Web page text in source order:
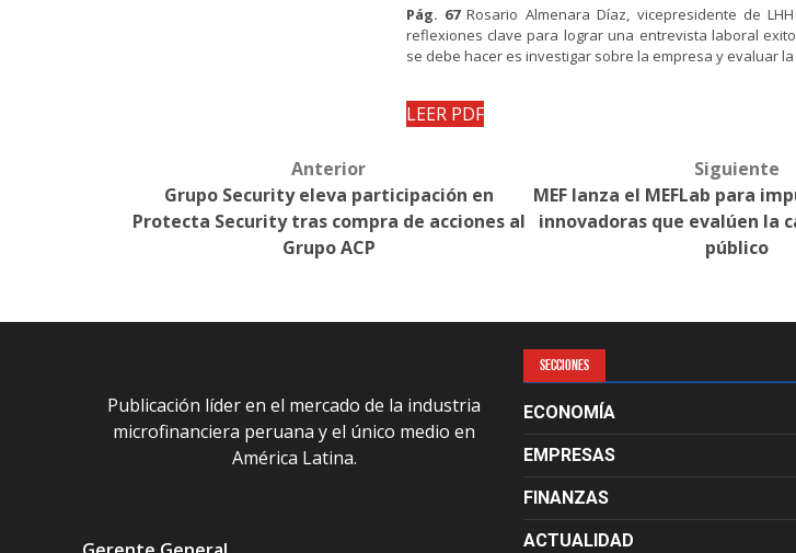
Pág. 67Rosario Almenara Díaz, vicepresidente de
reflexiones clave para lograr una entrevista laboral
se debe hacer es investigar sobre la empresa y evaluar
LEER PDF
navigation
Anterior
Grupo Security eleva participación en
Protecta Security tras compra de acciones al
Grupo ACP
Siguiente
MEF lanza el MEFLab para
innovadoras que evalúen la
público
Publicación líder en el mercado de la industria
microfinanciera peruana y el único medio en
América Latina.
SECCIONES
ECONOMÍA
EMPRESAS
FINANZAS
ACTUALIDAD